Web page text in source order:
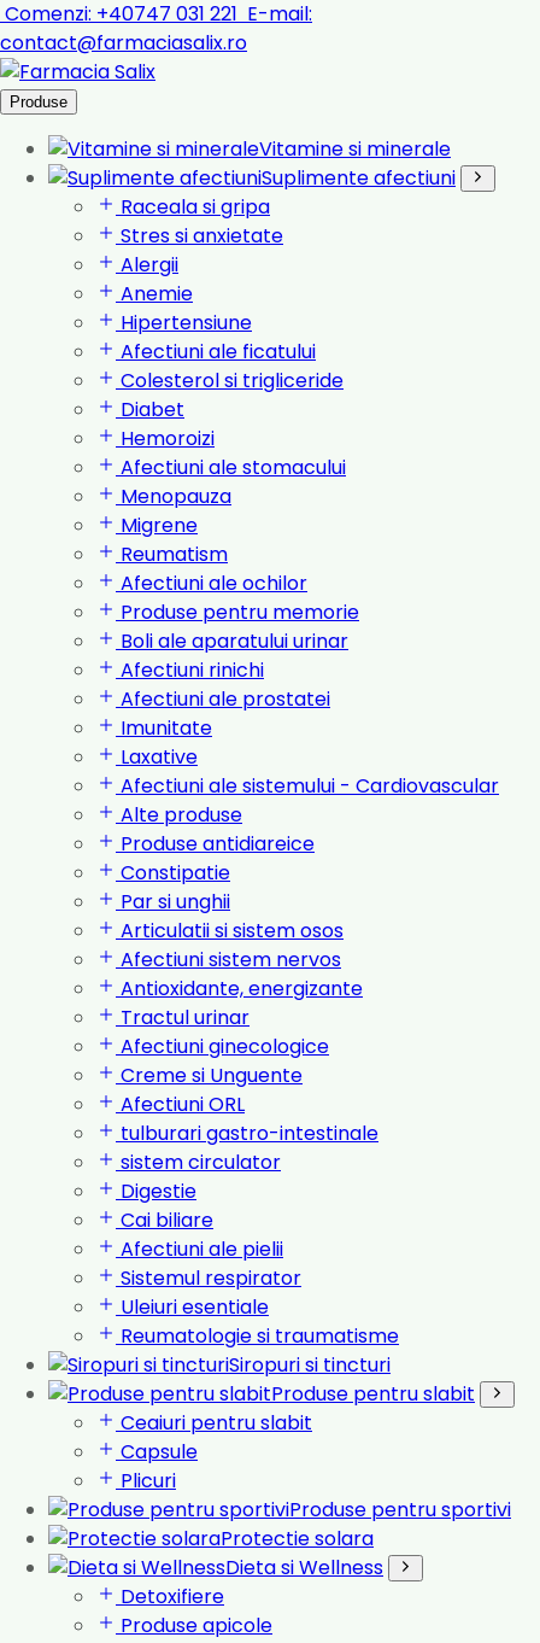
Comenzi: +40747 031 221 E-mail:
contact@farmaciasalix.ro
Produse
Vitamine si minerale
Suplimente afectiuni
Raceala si gripa
Stres si anxietate
Alergii
Anemie
Hipertensiune
Afectiuni ale ficatului
Colesterol si trigliceride
Diabet
Hemoroizi
Afectiuni ale stomacului
Menopauza
Migrene
Reumatism
Afectiuni ale ochilor
Produse pentru memorie
Boli ale aparatului urinar
Afectiuni rinichi
Afectiuni ale prostatei
Imunitate
Laxative
Afectiuni ale sistemului - Cardiovascular
Alte produse
Produse antidiareice
Constipatie
Par si unghii
Articulatii si sistem osos
Afectiuni sistem nervos
Antioxidante, energizante
Tractul urinar
Afectiuni ginecologice
Creme si Unguente
Afectiuni ORL
tulburari gastro-intestinale
sistem circulator
Digestie
Cai biliare
Afectiuni ale pielii
Sistemul respirator
Uleiuri esentiale
Reumatologie si traumatisme
Siropuri si tincturi
Produse pentru slabit
Ceaiuri pentru slabit
Capsule
Plicuri
Produse pentru sportivi
Protectie solara
Dieta si Wellness
Detoxifiere
Produse apicole